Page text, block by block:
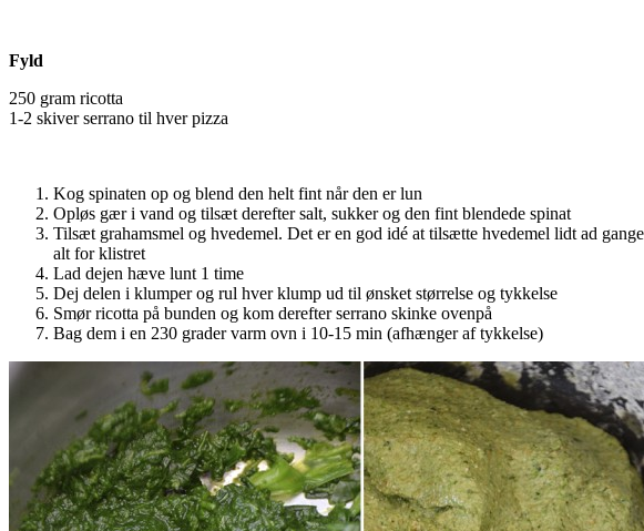
Fyld
250 gram ricotta
1-2 skiver serrano til hver pizza
Kog spinaten op og blend den helt fint når den er lun
Opløs gær i vand og tilsæt derefter salt, sukker og den fint blendede spinat
Tilsæt grahamsmel og hvedemel. Det er en god idé at tilsætte hvedemel lidt ad
alt for klistret
Lad dejen hæve lunt 1 time
Dej delen i klumper og rul hver klump ud til ønsket størrelse og tykkelse
Smør ricotta på bunden og kom derefter serrano skinke ovenpå
Bag dem i en 230 grader varm ovn i 10-15 min (afhænger af tykkelse)